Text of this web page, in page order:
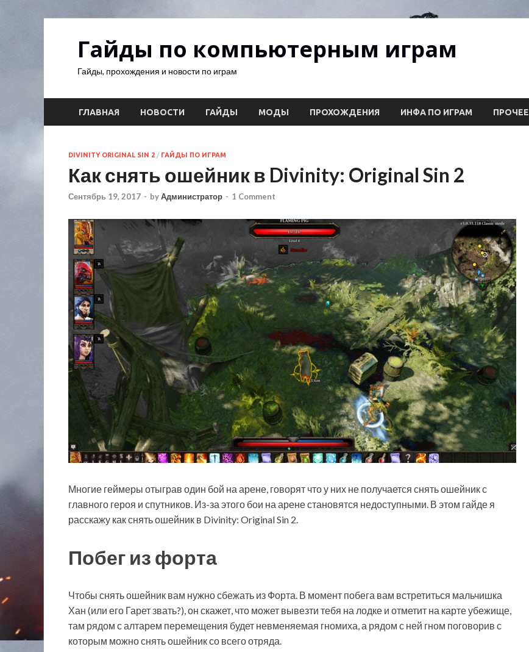
Гайды по компьютерным играм
Гайды, прохождения и новости по играм
ГЛАВНАЯ НОВОСТИ ГАЙДЫ МОДЫ ПРОХОЖДЕНИЯ ИНФА ПО ИГРАМ ПРОЧЕЕ
DIVINITY ORIGINAL SIN 2 / ГАЙДЫ ПО ИГРАМ
Как снять ошейник в Divinity: Original Sin 2
Сентябрь 19, 2017 - byАдминистратор - 1 Comment
Многие геймеры отыграв один бой на арене, говорят что у них не получается снять ошейник с
главного героя и спутников. Из-за этого бои на арене становятся недоступными. В этом гайде я
расскажу как снять ошейник в Divinity: Original Sin 2.
Побег из форта
Чтобы снять ошейник вам нужно сбежать из Форта. В момент побега вам встретиться мальчишка
Хан (или его Гарет звать?), он скажет, что может вывезти тебя на лодке и отметит на карте убежище,
там рядом с алтарем перемещения будет невменяемая гномиха, а рядом с ней гном поговорив с
которым можно снять ошейник со всего отряда.